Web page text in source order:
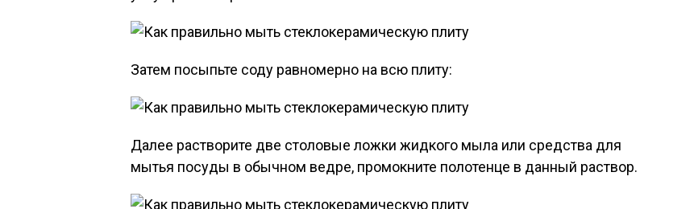
Затем посыпьте соду равномерно на всю плиту:
Далее растворите две столовые ложки жидкого мыла или средства для
мытья посуды в обычном ведре, промокните полотенце в данный раствор.